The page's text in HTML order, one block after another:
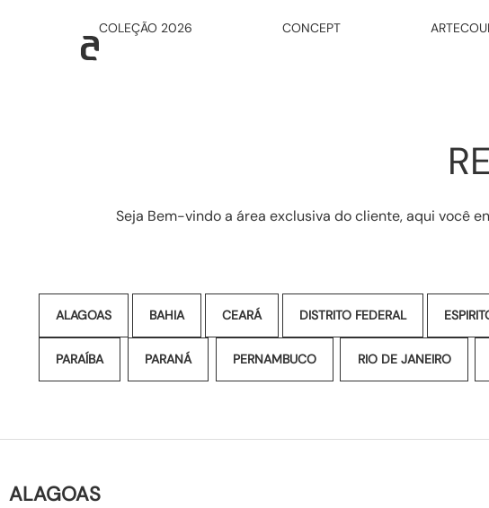
COLEÇÃO 2026 CONCEPT
Seja Bem-vindo a área exclusiva do cliente, aqui você
ALAGOAS BAHIA CEARÁ DISTRITO FEDERAL
PARAÍBA PARANÁ PERNAMBUCO RIO DE JANEIRO
ALAGOAS